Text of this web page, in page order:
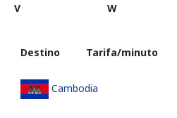
V
W
Destino Tarifa/minuto
Cambodia